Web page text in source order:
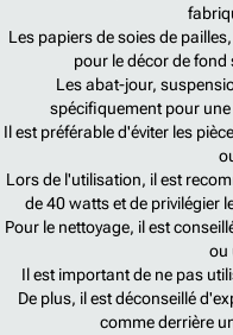
Les papiers de soies de
pour le décor de
Les abat-jour,
spécifiquement pour
Il est préférable d'éviter les
Lors de l'utilisation, il est
de 40 watts et de privilégier
Pour le nettoyage, il est
ou
Il est important de ne pas
De plus, il est déconseillé
comme derrière